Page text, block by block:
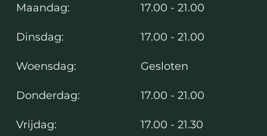
Maandag: 17.00 - 21.00
Dinsdag: 17.00 - 21.00
Woensdag: Gesloten
Donderdag: 17.00 - 21.00
Vrijdag: 17.00 - 21.30